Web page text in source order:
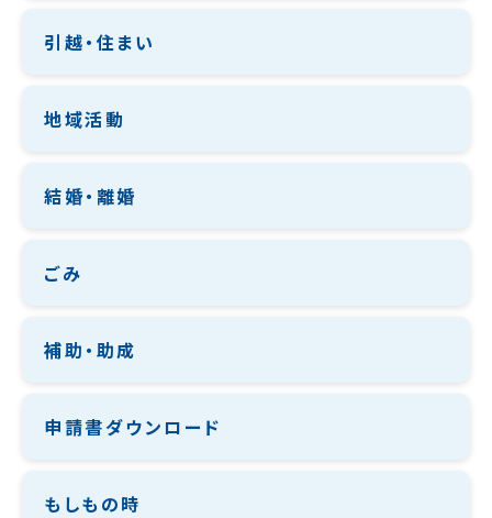
引越・住まい
地域活動
結婚・離婚
ごみ
補助・助成
申請書ダウンロード
もしもの時